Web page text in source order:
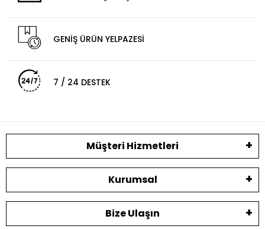
GENİŞ ÜRÜN YELPAZESİ
7 / 24 DESTEK
Müşteri Hizmetleri
Kurumsal
Bize Ulaşın